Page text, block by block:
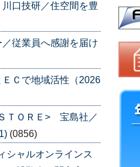
口技研／住空間を豊
従業員へ感謝を届け
Ｃで地域活性（2026
ＴＯＲＥ> 宝島社／
(0856)
ャルオンラインス